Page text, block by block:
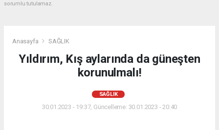
sorumlu tutulamaz.
Anasayfa SAĞLIK
Yıldırım, Kış aylarında da güneşten
korunulmalı!
SAĞLIK
30.01.2023 - 19:37, Güncelleme: 30.01.2023 - 20:40